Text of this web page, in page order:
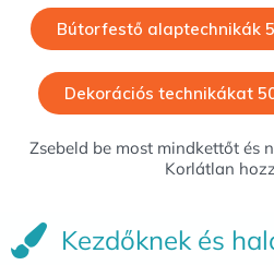
Bútorfestő alaptechnikák
Dekorációs technikákat
Zsebeld be most mindkettőt és
Korlátlan
Kezdőknek és